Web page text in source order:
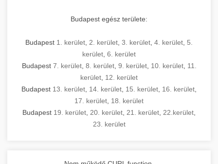
Budapest egész területe:
Budapest 1. kerület 2. kerület 3. kerület 4. kerület 5.
kerület 6. kerület
Budapest 7. kerület, 8. kerület, 9. kerület, 10. kerület, 11.
kerület 12. kerület
Budapest 13. kerület 14. kerület 15. kerület 16. kerület
17. kerület 18. kerület
Budapest 19. kerület 20. kerület 21. kerület 22.kerület
23. kerület